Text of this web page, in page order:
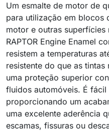
Um esmalte de motor de
para utilização em blocos
motor e outras
RAPTOR Engine Enamel
resistem a temperaturas
resistente do que as
uma proteção superior
fluidos automóveis. É
proporcionando um
uma excelente aderência
escamas, fissuras ou